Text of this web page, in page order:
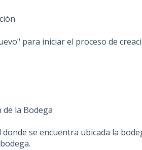
para iniciar el proceso de
de la Bodega
donde se encuentra ubicada la